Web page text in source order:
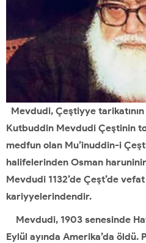
Mevdudi, Çeştiyye
Kutbuddin Mevdudi Çeştinin
medfun olan Mu’inuddin-i
halifelerinden Osman
Mevdudi 1132’de Çeşt’de
kariyyelerindendir.
Mevdudi, 1903 senesinde
Eylül ayında Amerika’da öldü.